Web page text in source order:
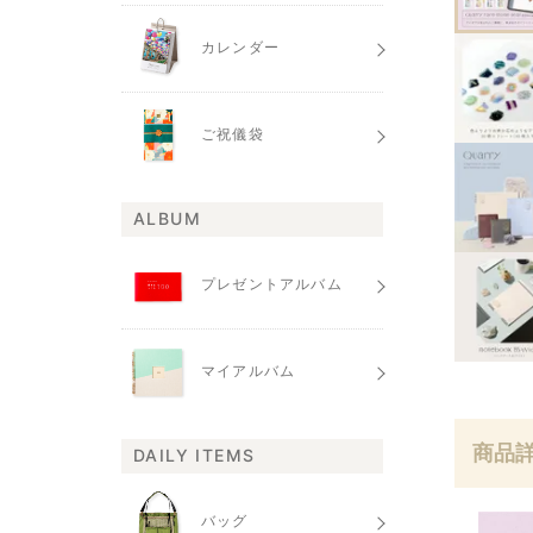
商品
カレンダー
ご祝儀袋
ALBUM
プレゼントアルバム
マイアルバム
DAILY ITEMS
バッグ